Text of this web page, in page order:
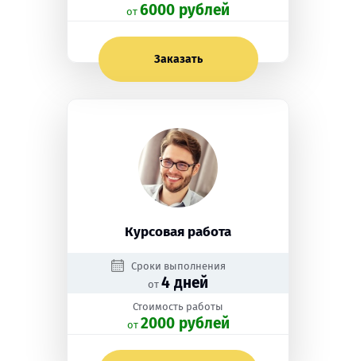
oт 6000 рублей
Заказать
Курсовая работа
Сроки выполнения
от 4 дней
Стоимость работы
oт 2000 рублей